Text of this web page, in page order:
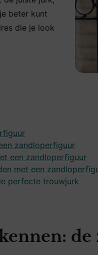
beter kunt
die je look
zandloperfiguur
een zandloperfiguur
met een
perfecte trouwjurk